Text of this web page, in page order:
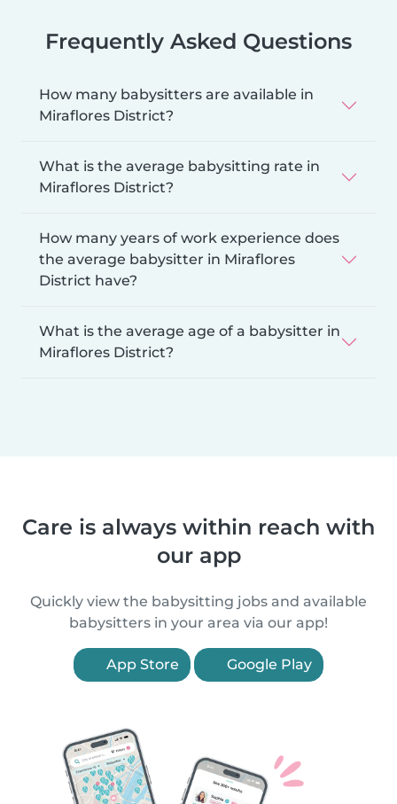
Frequently Asked Questions
How many babysitters are available in
Miraflores District?
What is the average babysitting rate in
Miraflores District?
How many years of work experience does
the average babysitter in Miraflores
District have?
What is the average age of a babysitter in
Miraflores District?
Care is always within reach with
our app
Quickly view the babysitting jobs and available
babysitters in your area via our app!
App Store Google Play